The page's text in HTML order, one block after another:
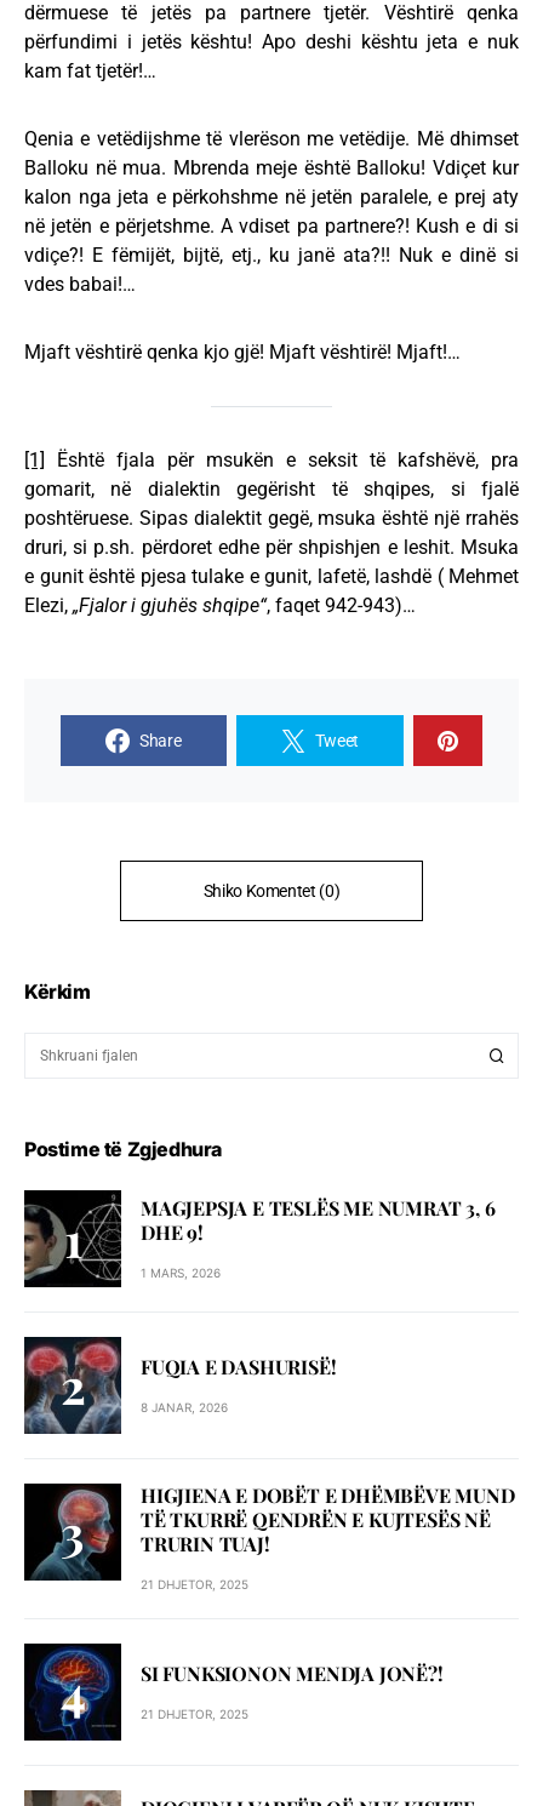
dërmuese të jetës pa partnere tjetër. Vështirë qenka
përfundimi i jetës kështu! Apo deshi kështu jeta e nuk
kam fat tjetër!…
Qenia e vetëdijshme të vlerëson me vetëdije. Më dhimset
Balloku në mua. Mbrenda meje është Balloku! Vdiçet kur
kalon nga jeta e përkohshme në jetën paralele, e prej aty
në jetën e përjetshme. A vdiset pa partnere?! Kush e di si
vdiçe?! E fëmijët, bijtë, etj., ku janë ata?!! Nuk e dinë si
vdes babai!…
Mjaft vështirë qenka kjo gjë! Mjaft vështirë! Mjaft!…
[1]
Është fjala për msukën e seksit të kafshëvë, pra
gomarit, në dialektin gegërisht të shqipes, si fjalë
poshtëruese. Sipas dialektit gegë, msuka është një rrahës
druri, si p.sh. përdoret edhe për shpishjen e leshit. Msuka
e gunit është pjesa tulake e gunit, lafetë, lashdë ( Mehmet
Elezi, „Fjalor i gjuhës shqipe“, faqet 942-943)…
Share Tweet
Shiko Komentet (0)
Kërkim
Postime të Zgjedhura
MAGJEPSJA E TESLËS ME NUMRAT 3, 6
DHE 9!
1 MARS, 2026
FUQIA E DASHURISË!
8 JANAR, 2026
HIGJIENA E DOBËT E DHËMBËVE MUND
TË TKURRË QENDRËN E KUJTESËS NË
TRURIN TUAJ!
21 DHJETOR, 2025
SI FUNKSIONON MENDJA JONË?!
21 DHJETOR, 2025